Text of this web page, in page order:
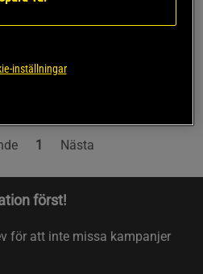
1 Nästa
först!
för att inte missa kampanjer
inställningar